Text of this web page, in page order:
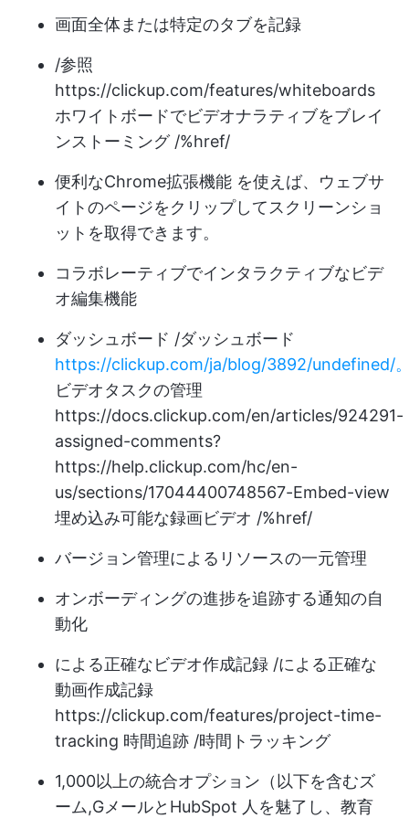
画面全体または特定のタブを記録
/参照
https://clickup.com/features/whiteboards
ホワイトボードでビデオナラティブをブレイ
ンストーミング /%href/
便利なChrome拡張機能 を使えば、ウェブサ
イトのページをクリップしてスクリーンショ
ットを取得できます。
コラボレーティブでインタラクティブなビデ
オ編集機能
ダッシュボード /ダッシュボード
https://clickup.com/ja/blog/3892/undefined/
ビデオタスクの管理
https://docs.clickup.com/en/articles/924291-
assigned-comments?
https://help.clickup.com/hc/en-
us/sections/17044400748567-Embed-view
埋め込み可能な録画ビデオ /%href/
バージョン管理によるリソースの一元管理
オンボーディングの進捗を追跡する通知の自
動化
による正確なビデオ作成記録 /による正確な
動画作成記録
https://clickup.com/features/project-time-
tracking 時間追跡 /時間トラッキング
1,000以上の統合オプション（以下を含むズ
ーム,Gメールと HubSpot 人を魅了し、教育